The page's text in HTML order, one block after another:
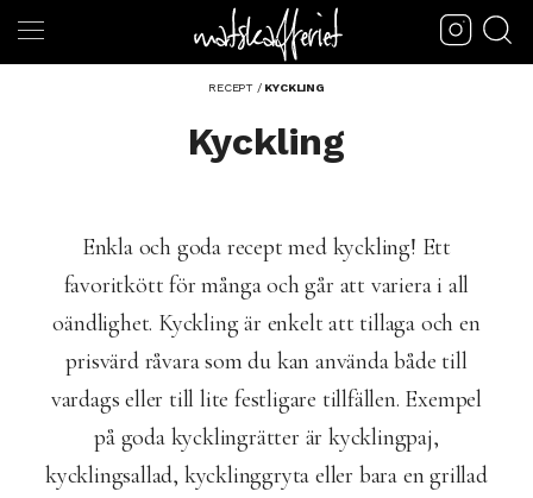
RECEPT / KYCKLING
Kyckling
Enkla och goda recept med kyckling! Ett
favoritkött för många och går att variera i all
oändlighet. Kyckling är enkelt att tillaga och en
prisvärd råvara som du kan använda både till
vardags eller till lite festligare tillfällen. Exempel
på goda kycklingrätter är kycklingpaj,
kycklingsallad, kycklinggryta eller bara en grillad